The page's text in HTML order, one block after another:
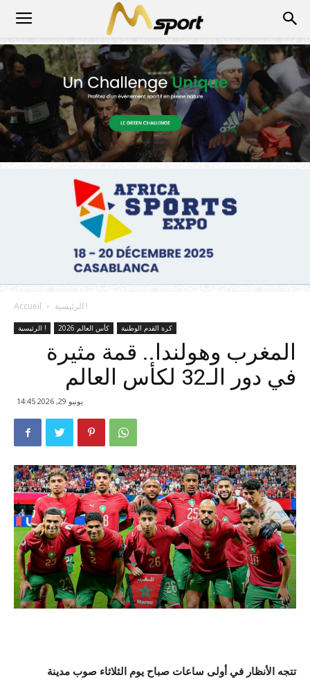
Accueil الرئيسية !
الرئيسية ! كأس العالم 2026 كرة القدم الوطنية
المغرب وهولندا.. قمة مثيرة
في دور الـ32 لكأس العالم
يونيو 29, 2026 14:45
تتجه الأنظار في أولى ساعات صباح يوم الثلاثاء صوب مدينة